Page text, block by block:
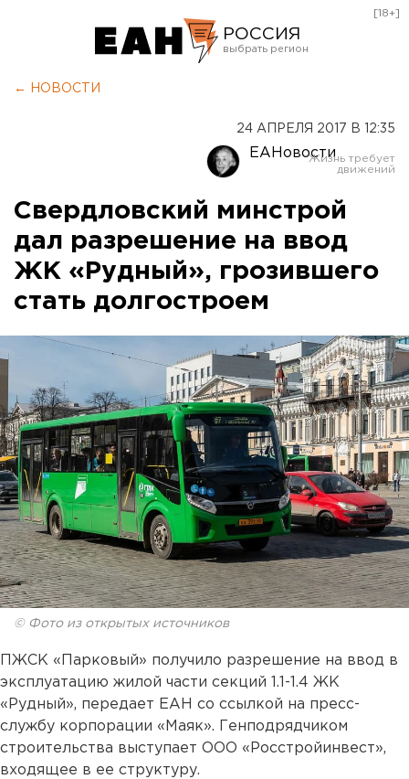
РОССИЯ
Оренбург
[18+]
← НОВОСТИ
24 АПРЕЛЯ 2017 В 12:35
ЕАНовости
Свердловский минстрой
дал разрешение на ввод
ЖК «Рудный», грозившего
стать долгостроем
© Фото из открытых источников
ПЖСК «Парковый» получило разрешение на ввод в
эксплуатацию жилой части секций 1.1-1.4 ЖК
«Рудный», передает ЕАН со ссылкой на пресс-
службу корпорации «Маяк». Генподрядчиком
строительства выступает ООО «Росстройинвест»,
входящее в ее структуру.